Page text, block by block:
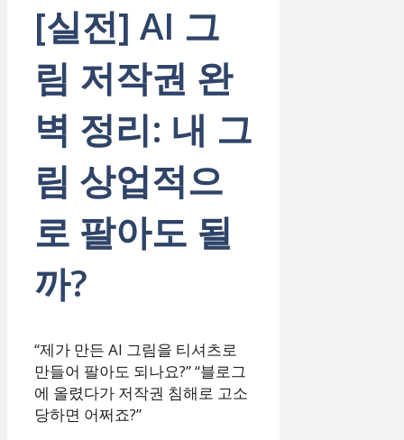
[실전] AI 그
림 저작권 완
벽 정리: 내 그
림 상업적으
로 팔아도 될
까?
“제가 만든 AI 그림을 티셔츠로
만들어 팔아도 되나요?” “블로그
에 올렸다가 저작권 침해로 고소
당하면 어쩌죠?”